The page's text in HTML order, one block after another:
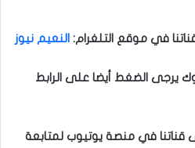
في موقع التلغرام: النعيم نيوز
يرجى الضغط أيضا على الرابط
قناتنا في منصة يوتيوب لمتابعة